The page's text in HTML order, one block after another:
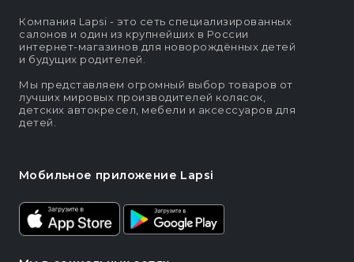
Компания Lapsi - это сеть специализированных
салонов и один из крупнейших в России
интернет-магазинов для новорождённых детей
и будущих родителей.
Мы представляем огромный выбор товаров от
лучших мировых производителей колясок,
детских автокресел, мебели и аксессуаров для
детей.
Мобильное приложение Lapsi